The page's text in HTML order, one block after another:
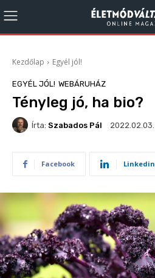
Kezdőlap Egyél jól!
EGYÉL JÓL! WEBÁRUHÁZ
Tényleg jó, ha bio?
Írta: Szabados Pál 2022.02.03.
Facebook Linkedin